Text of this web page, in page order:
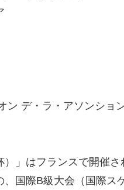
ン デ・ラ・アソンショ
）」はフランスで開催
国際B級大会（国際ス